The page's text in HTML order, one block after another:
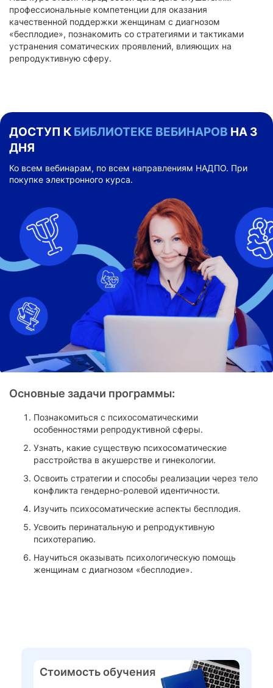
профессиональные компетенции для оказания
качественной поддержки женщинам с диагнозом
«бесплодие», познакомить со стратегиями и тактиками
устранения соматических проявлений, влияющих на
репродуктивную сферу.
ДОСТУП К БИБЛИОТЕКЕ ВЕБИНАРОВ НА 3
ДНЯ
Ко всем вебинарам, по всем направлениям НАДПО. При
покупке электронного курса.
Основные задачи программы:
Познакомиться с психосоматическими
особенностями репродуктивной сферы.
Узнать, какие существую психосоматические
расстройства в акушерстве и гинекологии.
Освоить стратегии и способы реализации через тело
конфликта гендерно-ролевой идентичности.
Изучить психосоматические аспекты бесплодия.
Усвоить перинатальную и репродуктивную
психотерапию.
Научиться оказывать психологическую помощь
женщинам с диагнозом «бесплодие».
Стоимость обучения